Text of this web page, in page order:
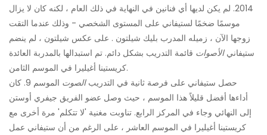
2014. لم يكن لديها أي فنانين في النهاية في ذلك العام ، لكنه كان لا يزال
موسمًا ضخمًا لستيفاني على المستوى الشخصي - وذلك عندما التقت
زوجها الآن ، زميله المدرب بليك شيلتون . على عكس شيلتون ، لم ينضم
ستيفانيالأصوات قائمة التدريب بشكل دائم. تم استبدالها بالمدربة العائدة
كريستينا أغيليرا في الموسم الثامن.
حصل ستيفاني على فرصة ثانية في التدريبالصوت
الموسم 9. كان
أداءها أفضل قليلاً هذا الموسم ، حيث وصل عضو الفريق جيفري أوستن
إلى النهائي وجاء في المركز الرابع. تناوبت مغنية 'لا تتكلم' مرة أخرى مع
كريستينا أغيليرا في الموسم العاشر ، على الرغم من أن ستيفاني عمل